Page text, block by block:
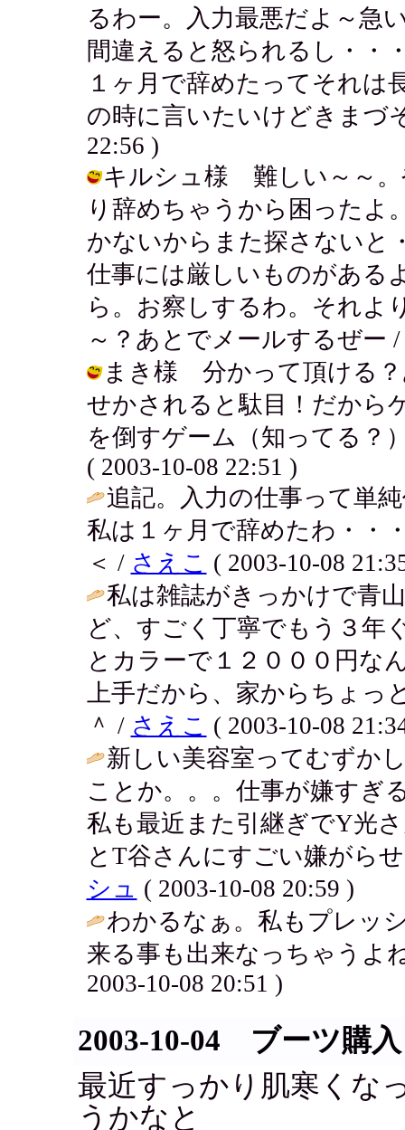
るわー。入力最悪だよ～急
間違えると怒られるし・・
１ヶ月で辞めたってそれは
の時に言いたいけどきまづ
22:56 )
キルシュ様 難しい～～。
り辞めちゃうから困ったよ
かないからまた探さないと
仕事には厳しいものがある
ら。お察しするわ。それよ
～？あとでメールするぜー /
まき様 分かって頂ける？
せかされると駄目！だから
を倒すゲーム（知ってる？
( 2003-10-08 22:51 )
追記。入力の仕事って単
私は１ヶ月で辞めたわ・・
＜ / さえこ ( 2003-10-08
私は雑誌がきっかけで青
ど、すごく丁寧でもう３年
とカラーで１２０００円な
上手だから、家からちょ
＾ / さえこ ( 2003-10-08
新しい美容室ってむずか
ことか。。。仕事が嫌すぎ
私も最近また引継ぎでY光
とT谷さんにすごい嫌がら
シュ ( 2003-10-08 20:59 )
わかるなぁ。私もプレッ
来る事も出来なっちゃう
2003-10-08 20:51 )
2003-10-04 ブーツ購入
最近すっかり肌寒くな
うかなと